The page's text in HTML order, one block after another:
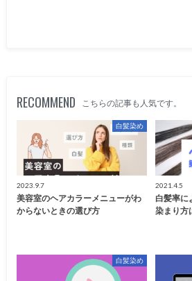
RECOMMEND こちらの記事も人気です。
白髪染め
2023.9.7
美容室のヘアカラーメニューがわ
からないときの選び方
2021.4.5
白髪率に
染まり方
白髪染め